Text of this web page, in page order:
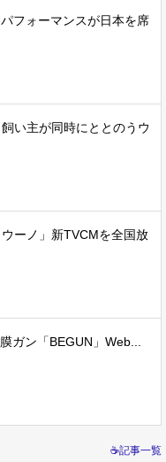
フォーマンスが日本を席
い主が同時にととのうウ
ーノ」新TVCMを全国放
ガン「BEGUN」Web...
☕記事一覧